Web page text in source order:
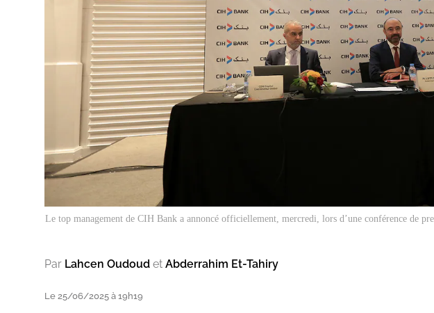
Le top management de CIH Bank a annoncé officiellement, mercredi, lors d’une conférence de
Par Lahcen Oudoud et Abderrahim Et-Tahiry
Le 25/06/2025 à 19h19